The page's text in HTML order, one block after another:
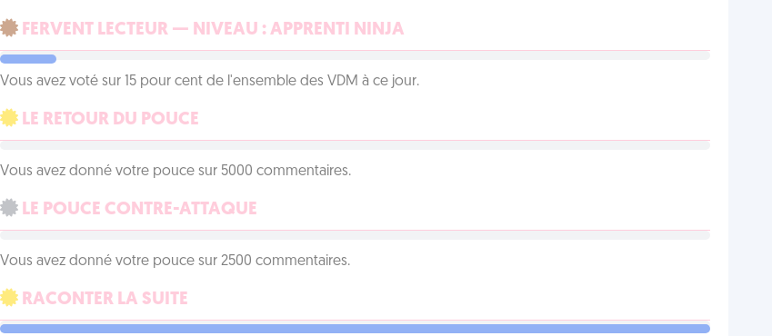
FERVENT LECTEUR — NIVEAU : APPRENTI NINJA
Vous avez voté sur 15 pour cent de l'ensemble des VDM à ce jour.
LE RETOUR DU POUCE
Vous avez donné votre pouce sur 5000 commentaires.
LE POUCE CONTRE-ATTAQUE
Vous avez donné votre pouce sur 2500 commentaires.
RACONTER LA SUITE